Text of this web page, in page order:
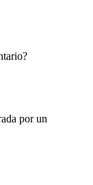
por un